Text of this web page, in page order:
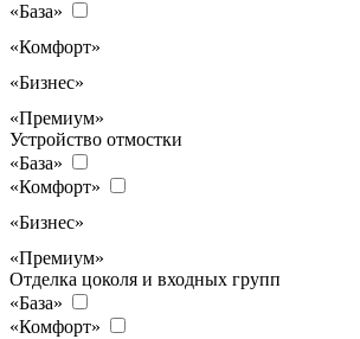
«База»
«Комфорт»
«Бизнес»
«Премиум»
Устройство отмостки
«База»
«Комфорт»
«Бизнес»
«Премиум»
Отделка цоколя и входных групп
«База»
«Комфорт»